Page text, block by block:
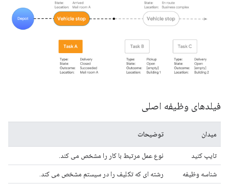
فیلدهای وظیفه اصلی
میدان توضیحات
تایپ کنید نوع عمل مرتبط با کار را مشخص می کند.
شناسه وظیفه رشته ای که تکلیف را در سیستم مشخص می کند.